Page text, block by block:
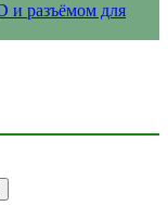
и разъёмом для